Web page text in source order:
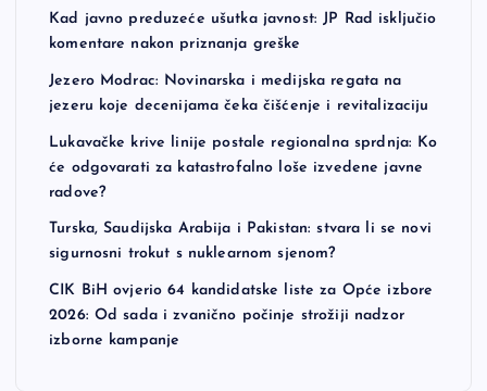
Kad javno preduzeće ušutka javnost: JP Rad isključio
komentare nakon priznanja greške
Jezero Modrac: Novinarska i medijska regata na
jezeru koje decenijama čeka čišćenje i revitalizaciju
Lukavačke krive linije postale regionalna sprdnja: Ko
će odgovarati za katastrofalno loše izvedene javne
radove?
Turska, Saudijska Arabija i Pakistan: stvara li se novi
sigurnosni trokut s nuklearnom sjenom?
CIK BiH ovjerio 64 kandidatske liste za Opće izbore
2026: Od sada i zvanično počinje strožiji nadzor
izborne kampanje